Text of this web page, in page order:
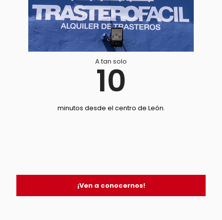
A tan solo
10
minutos desde el centro de León.
¡Ven a conocernos!